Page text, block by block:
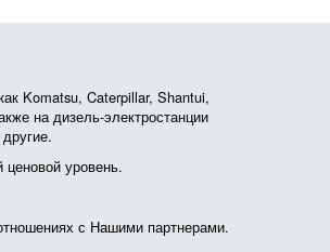
Komatsu, Caterpillar, Shantui,
на дизель-электростанции
уровень.
с Нашими партнерами.